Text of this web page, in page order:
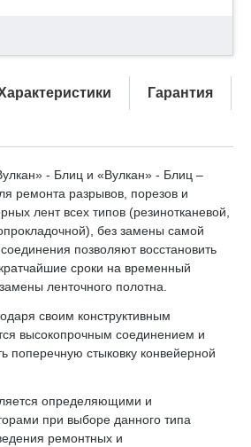
Гарантия
- Блиц и «Вулкан» - Блиц –
ремонта разрывов, порезов и
лент всех типов (резинотканевой,
без замены самой
позволяют восстановить
сроки на временный
ленточного полотна.
своим конструктивным
высокопрочным соединением и
поперечную стыковку конвейерной
определяющими и
при выборе данного типа
ремонтных и